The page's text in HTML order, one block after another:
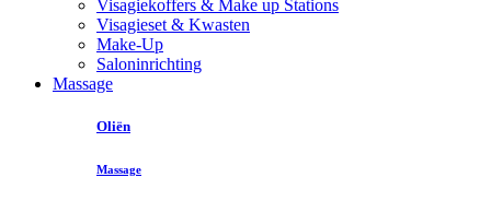
Visagiekoffers & Make up Stations
Visagieset & Kwasten
Make-Up
Saloninrichting
Massage
Oliën
Massage